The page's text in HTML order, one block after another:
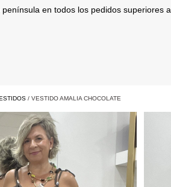
península en todos los pedidos superiores a
/ VESTIDO AMALIA CHOCOLATE